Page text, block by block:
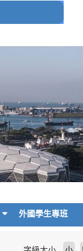
外國學生專班